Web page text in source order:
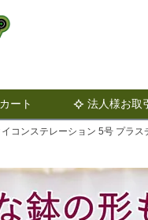
カート 法人様お取引
検
コンステレーション 5号 プラ